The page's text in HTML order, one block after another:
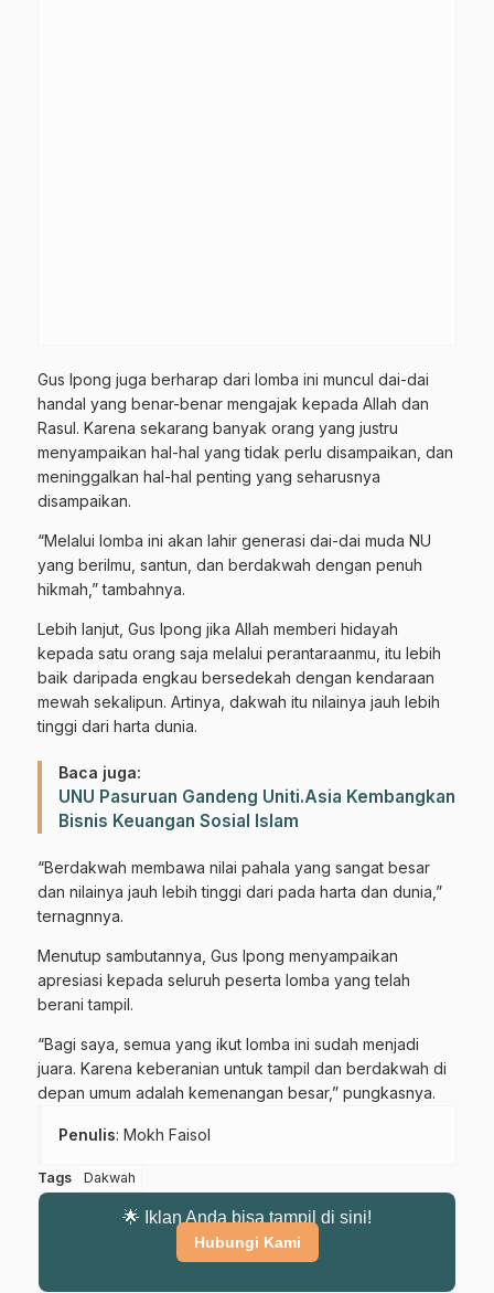
Gabung Channel WhatsApp NU
Pasuruan
Gus Ipong juga berharap dari lomba ini muncul dai-dai
handal yang benar-benar mengajak kepada Allah dan
Rasul. Karena sekarang banyak orang yang justru
menyampaikan hal-hal yang tidak perlu disampaikan, dan
meninggalkan hal-hal penting yang seharusnya
disampaikan.
“Melalui lomba ini akan lahir generasi dai-dai muda NU
yang berilmu, santun, dan berdakwah dengan penuh
hikmah,” tambahnya.
Lebih lanjut, Gus Ipong jika Allah memberi hidayah
kepada satu orang saja melalui perantaraanmu, itu lebih
baik daripada engkau bersedekah dengan kendaraan
mewah sekalipun. Artinya, dakwah itu nilainya jauh lebih
tinggi dari harta dunia.
Baca juga:
UNU Pasuruan Gandeng Uniti.Asia Kembangkan
Bisnis Keuangan Sosial Islam
“Berdakwah membawa nilai pahala yang sangat besar
dan nilainya jauh lebih tinggi dari pada harta dan dunia,”
ternagnnya.
Menutup sambutannya, Gus Ipong menyampaikan
apresiasi kepada seluruh peserta lomba yang telah
berani tampil.
“Bagi saya, semua yang ikut lomba ini sudah menjadi
juara. Karena keberanian untuk tampil dan berdakwah di
depan umum adalah kemenangan besar,” pungkasnya.
Penulis: Mokh Faisol
Tags Dakwah
🌟 Iklan Anda bisa tampil di sini!
Hubungi Kami